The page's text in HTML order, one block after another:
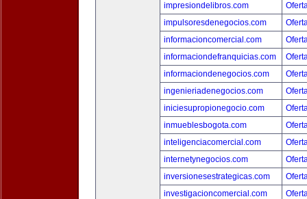
impresiondelibros.com
impulsoresdenegocios.com
informacioncomercial.com
informaciondefranquicias.com
informaciondenegocios.com
ingenieriadenegocios.com
iniciesupropionegocio.com
inmueblesbogota.com
inteligenciacomercial.com
internetynegocios.com
inversionesestrategicas.com
investigacioncomercial.com